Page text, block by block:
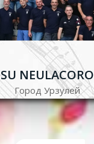
SU NEULACORO
Город Урзулей